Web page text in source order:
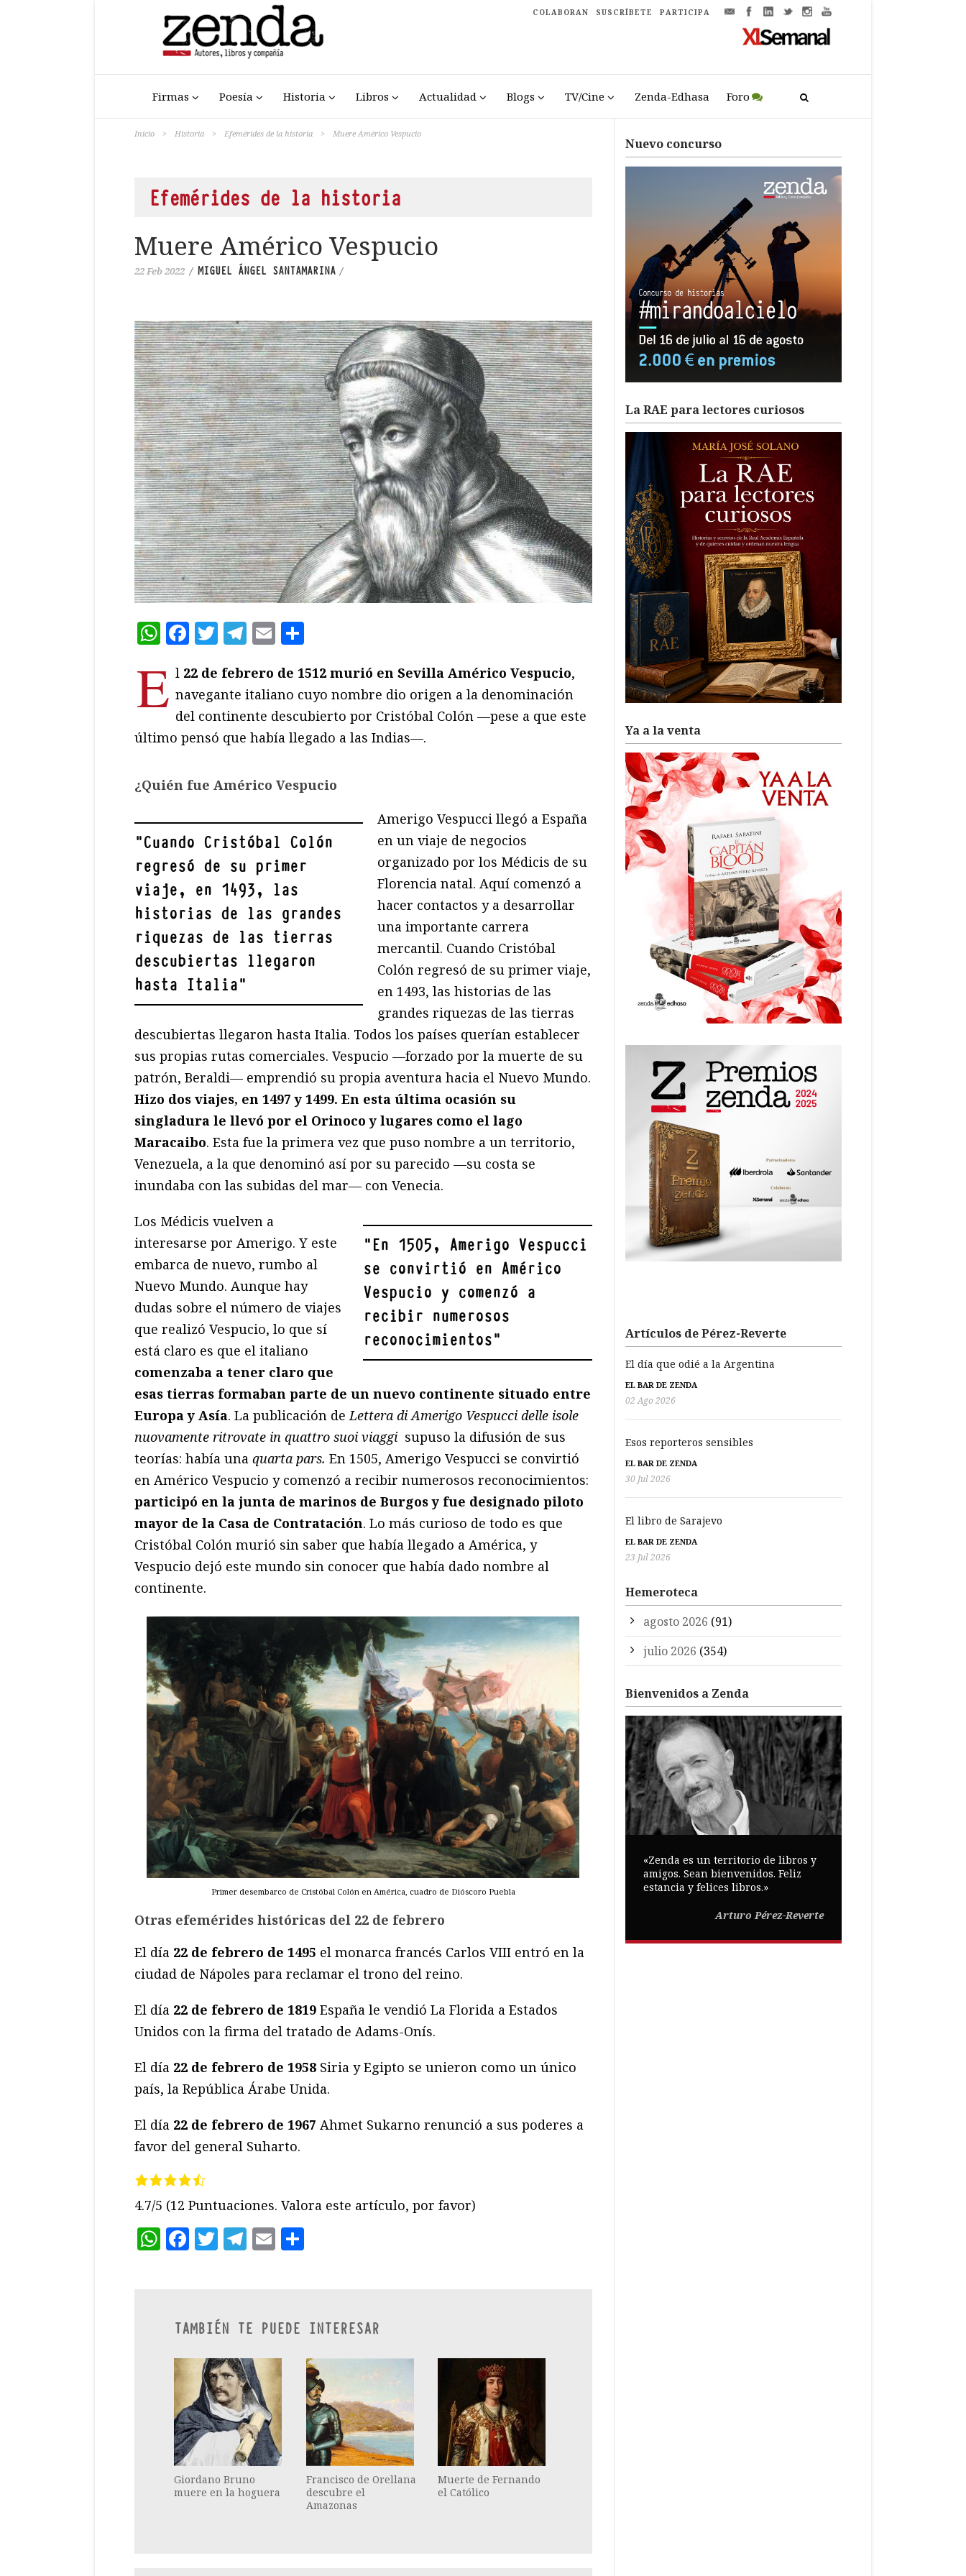
COLABORAN SUSCRÍBETE PARTICIPA
Firmas Poesía Historia Libros Actualidad Blogs TV/Cine Zenda-Edhasa Foro
Inicio > Historia > Efemérides de la historia > Muere Américo Vespucio
Efemérides de la historia
Muere Américo Vespucio
22 Feb 2022 / MIGUEL ÁNGEL SANTAMARINA /
WhatsApp
Facebook
Twitter
Telegram
Email
E l 22 de febrero de 1512 murió en Sevilla Américo Vespucio,
navegante italiano cuyo nombre dio origen a la denominación
del continente descubierto por Cristóbal Colón —pese a que este
último pensó que había llegado a las Indias—.
¿Quién fue Américo Vespucio
"Cuando Cristóbal Colón
regresó de su primer
viaje, en 1493, las
historias de las grandes
riquezas de las tierras
descubiertas llegaron
hasta Italia"
Amerigo Vespucci llegó a España
en un viaje de negocios
organizado por los Médicis de su
Florencia natal. Aquí comenzó a
hacer contactos y a desarrollar
una importante carrera
mercantil. Cuando Cristóbal
Colón regresó de su primer viaje,
en 1493, las historias de las
grandes riquezas de las tierras
descubiertas llegaron hasta Italia. Todos los países querían establecer
sus propias rutas comerciales. Vespucio —forzado por la muerte de su
patrón, Beraldi— emprendió su propia aventura hacia el Nuevo Mundo.
Hizo dos viajes, en 1497 y 1499. En esta última ocasión su
singladura le llevó por el Orinoco y lugares como el lago
Maracaibo. Esta fue la primera vez que puso nombre a un territorio,
Venezuela, a la que denominó así por su parecido —su costa se
inundaba con las subidas del mar— con Venecia.
"En 1505, Amerigo Vespucci
se convirtió en Américo
Vespucio y comenzó a
recibir numerosos
reconocimientos"
Los Médicis vuelven a
interesarse por Amerigo. Y este
embarca de nuevo, rumbo al
Nuevo Mundo. Aunque hay
dudas sobre el número de viajes
que realizó Vespucio, lo que sí
está claro es que el italiano
comenzaba a tener claro que
esas tierras formaban parte de un nuevo continente situado entre
Europa y Asía. La publicación deLettera di Amerigo Vespucci delle isole
nuovamente ritrovate in quattro suoi viaggi supuso la difusión de sus
teorías: había una quarta pars. En 1505, Amerigo Vespucci se convirtió
en Américo Vespucio y comenzó a recibir numerosos reconocimientos:
participó en la junta de marinos de Burgos y fue designado piloto
mayor de la Casa de Contratación. Lo más curioso de todo es que
Cristóbal Colón murió sin saber que había llegado a América, y
Vespucio dejó este mundo sin conocer que había dado nombre al
continente.
Primer desembarco de Cristóbal Colón en América, cuadro de Dióscoro Puebla
Otras efemérides históricas del 22 de febrero
El día 22 de febrero de 1495 el monarca francés Carlos VIII entró en la
ciudad de Nápoles para reclamar el trono del reino.
El día 22 de febrero de 1819 España le vendió La Florida a Estados
Unidos con la firma del tratado de Adams-Onís.
El día 22 de febrero de 1958 Siria y Egipto se unieron como un único
país, la República Árabe Unida.
El día 22 de febrero de 1967 Ahmet Sukarno renunció a sus poderes a
favor del general Suharto.
4.7/5 (12 Puntuaciones. Valora este artículo, por favor)
WhatsApp
Facebook
Twitter
Telegram
Email
TAMBIÉN TE PUEDE INTERESAR
Giordano Bruno
muere en la hoguera
Francisco de Orellana
descubre el
Amazonas
Muerte de Fernando
el Católico
Nuevo concurso
La RAE para lectores curiosos
Ya a la venta
Artículos de Pérez-Reverte
El día que odié a la Argentina
EL BAR DE ZENDA
02 Ago 2026
Esos reporteros sensibles
EL BAR DE ZENDA
30 Jul 2026
El libro de Sarajevo
EL BAR DE ZENDA
23 Jul 2026
Hemeroteca
agosto 2026 (91)
julio 2026 (354)
Bienvenidos a Zenda
«Zenda es un territorio de libros y
amigos. Sean bienvenidos. Feliz
estancia y felices libros.»
Arturo Pérez-Reverte